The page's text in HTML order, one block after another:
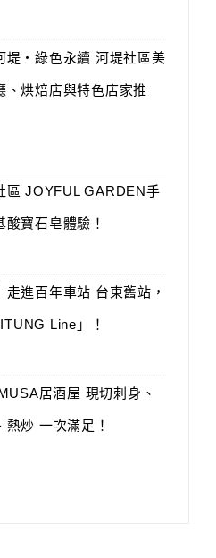
堤‧綠色永續 河堤社區美
、烘焙店與特色店家推
區 JOYFUL GARDEN手
寶石皂體驗！
進百年車站 台東舊站，
Line」！
居酒屋 現切刺身、
炒 一次滿足！